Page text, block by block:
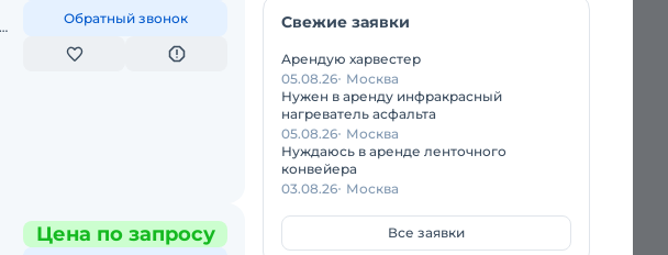
Обратный звонок
Цена по запросу
Свежие заявки
Арендую харвестер
05.08.26 Москва
Нужен в аренду инфракрасный
нагреватель асфальта
05.08.26 Москва
Нуждаюсь в аренде ленточного
конвейера
03.08.26 Москва
Все заявки